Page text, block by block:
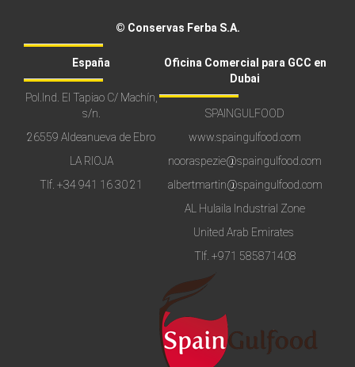
© Conservas Ferba S.A.
España
Pol.Ind. El Tapiao C/ Machín,
s/n.
26559 Aldeanueva de Ebro
LA RIOJA
Tlf.+34 941 16 30 21
Oficina Comercial para GCC en
Dubai
SPAINGULFOOD
www.spaingulfood.com
nooraspezie@spaingulfood.com
albertmartin@spaingulfood.com
AL Hulaila Industrial Zone
United Arab Emirates
Tlf. +971 585871408